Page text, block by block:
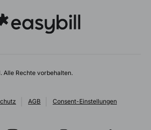
Alle Rechte vorbehalten.
AGB Consent-Einstellungen